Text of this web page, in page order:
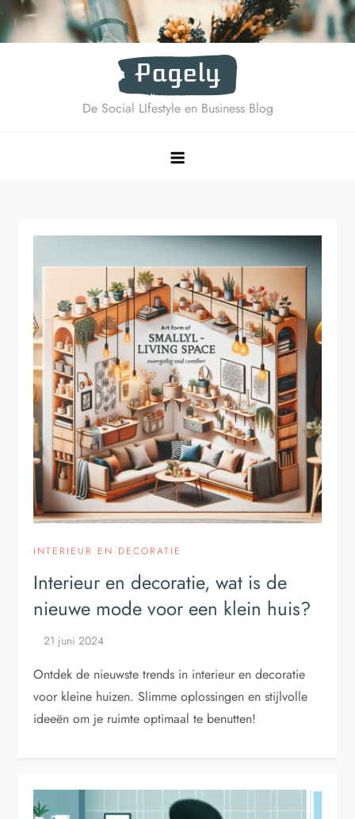
Ga
naar
De Social LIfestyle en Business Blog
INTERIEUR EN DECORATIE
Interieur en decoratie, wat is de
nieuwe mode voor een klein huis?
Ontdek de nieuwste trends in interieur en decoratie
voor kleine huizen. Slimme oplossingen en stijlvolle
ideeën om je ruimte optimaal te benutten!